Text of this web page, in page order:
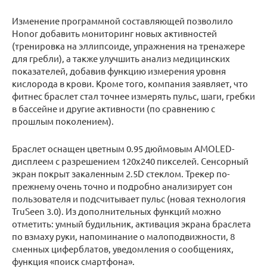
Изменение программной составляющей позволило
Honor добавить мониторинг новых активностей
(тренировка на эллипсоиде, упражнения на тренажере
для гребли), а также улучшить анализ медицинских
показателей, добавив функцию измерения уровня
кислорода в крови. Кроме того, компания заявляет, что
фитнес браслет стал точнее измерять пульс, шаги, гребки
в бассейне и другие активности (по сравнению с
прошлым поколением).
Браслет оснащен цветным 0.95 дюймовым AMOLED-
дисплеем с разрешением 120х240 пикселей. Сенсорный
экран покрыт закаленным 2.5D стеклом. Трекер по-
прежнему очень точно и подробно анализирует сон
пользователя и подсчитывает пульс (новая технология
TruSeen 3.0). Из дополнительных функций можно
отметить: умный будильник, активация экрана браслета
по взмаху руки, напоминание о малоподвижности, 8
сменных циферблатов, уведомления о сообщениях,
функция «поиск смартфона».